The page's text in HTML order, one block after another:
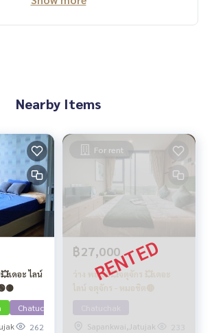
Nearby Items
เดอะ ไลน์
Chatuchak
262
For rent
฿27,000
ว่าง พย 68💥จตุจักร 💥เดอะ
ไลน์ จตุจักร - หมอชิต🔴
Sapankwai,Jatujak